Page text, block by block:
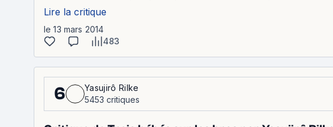
Lire la critique
le 13 mars 2014
483
6
Yasujirô Rilke
5453 critiques